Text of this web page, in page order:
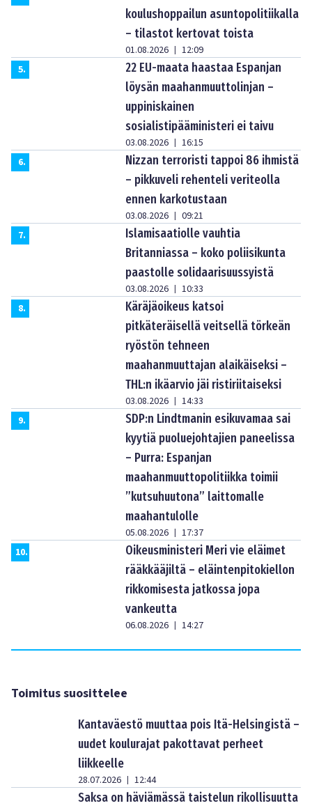
koulushoppailun asuntopolitiikalla
– tilastot kertovat toista
01.08.2026 | 12:09
5.
22 EU-maata haastaa Espanjan
löysän maahanmuuttolinjan –
uppiniskainen
sosialistipääministeri ei taivu
03.08.2026 | 16:15
6.
Nizzan terroristi tappoi 86 ihmistä
– pikkuveli rehenteli veriteolla
ennen karkotustaan
03.08.2026 | 09:21
7.
Islamisaatiolle vauhtia
Britanniassa – koko poliisikunta
paastolle solidaarisuussyistä
03.08.2026 | 10:33
8.
Käräjäoikeus katsoi
pitkäteräisellä veitsellä törkeän
ryöstön tehneen
maahanmuuttajan alaikäiseksi –
THL:n ikäarvio jäi ristiriitaiseksi
03.08.2026 | 14:33
9.
SDP:n Lindtmanin esikuvamaa sai
kyytiä puoluejohtajien paneelissa
– Purra: Espanjan
maahanmuuttopolitiikka toimii
”kutsuhuutona” laittomalle
maahantulolle
05.08.2026 | 17:37
10.
Oikeusministeri Meri vie eläimet
rääkkääjiltä – eläintenpitokiellon
rikkomisesta jatkossa jopa
vankeutta
06.08.2026 | 14:27
Toimitus suosittelee
Kantaväestö muuttaa pois Itä-Helsingistä –
uudet koulurajat pakottavat perheet
liikkeelle
28.07.2026 | 12:44
Saksa on häviämässä taistelun rikollisuutta